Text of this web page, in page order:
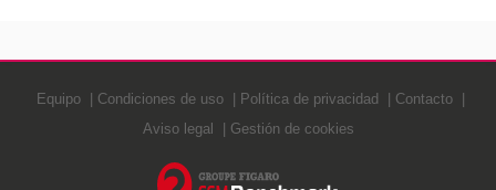
Equipo Condiciones de uso Política de privacidad
Contacto
Aviso legal
Gestión de cookies